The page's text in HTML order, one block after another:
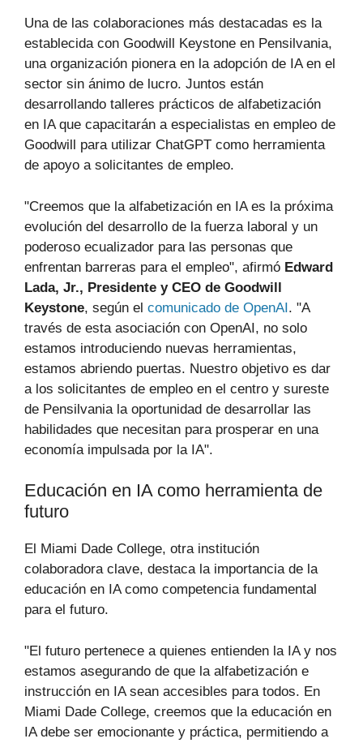
Una de las colaboraciones más destacadas es la
establecida con Goodwill Keystone en Pensilvania,
una organización pionera en la adopción de IA en el
sector sin ánimo de lucro. Juntos están
desarrollando talleres prácticos de alfabetización
en IA que capacitarán a especialistas en empleo de
Goodwill para utilizar ChatGPT como herramienta
de apoyo a solicitantes de empleo.
"Creemos que la alfabetización en IA es la próxima
evolución del desarrollo de la fuerza laboral y un
poderoso ecualizador para las personas que
enfrentan barreras para el empleo", afirmó Edward
Lada, Jr., Presidente y CEO de Goodwill
Keystone, según el comunicado de OpenAI. "A
través de esta asociación con OpenAI, no solo
estamos introduciendo nuevas herramientas,
estamos abriendo puertas. Nuestro objetivo es dar
a los solicitantes de empleo en el centro y sureste
de Pensilvania la oportunidad de desarrollar las
habilidades que necesitan para prosperar en una
economía impulsada por la IA".
Educación en IA como herramienta de
futuro
El Miami Dade College, otra institución
colaboradora clave, destaca la importancia de la
educación en IA como competencia fundamental
para el futuro.
"El futuro pertenece a quienes entienden la IA y nos
estamos asegurando de que la alfabetización e
instrucción en IA sean accesibles para todos. En
Miami Dade College, creemos que la educación en
IA debe ser emocionante y práctica, permitiendo a